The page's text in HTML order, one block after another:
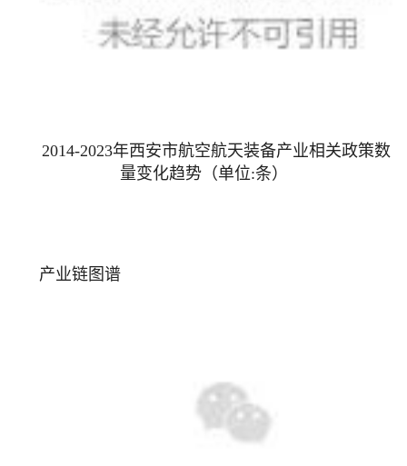
2014-2023年西安市航空航天装备产业相关政策数
量变化趋势（单位:条）
产业链图谱